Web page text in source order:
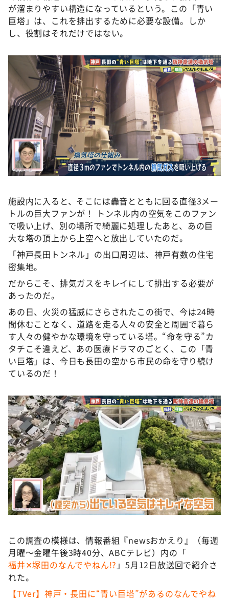
が溜まりやすい構造になっているという。この「青い
巨塔」は、これを排出するために必要な設備。しか
し、役割はそれだけではない。
施設内に入ると、そこには轟音とともに回る直径3メー
トルの巨大ファンが！ トンネル内の空気をこのファン
で吸い上げ、別の場所で綺麗に処理したあと、あの巨
大な塔の頂上から上空へと放出していたのだ。
「神戸長田トンネル」の出口周辺は、神戸有数の住宅
密集地。
だからこそ、排気ガスをキレイにして排出する必要が
あったのだ。
あの日、火災の猛威にさらされたこの街で、今は24時
間休むことなく、道路を走る人々の安全と周囲で暮ら
す人々の健やかな環境を守っている塔。“命を守る”カ
タチこそ違えど、あの医療ドラマのごとく、この「青
い巨塔」は、今日も長田の空から市民の命を守り続け
ているのだ！
この調査の模様は、情報番組『newsおかえり』（毎週
月曜～金曜午後3時40分、ABCテレビ）内の「
福井✕塚田のなんでやねん!? 」5月12日放送回で紹介さ
れた。
【TVer】神戸・長田に“青い巨塔”があるのなんでやね